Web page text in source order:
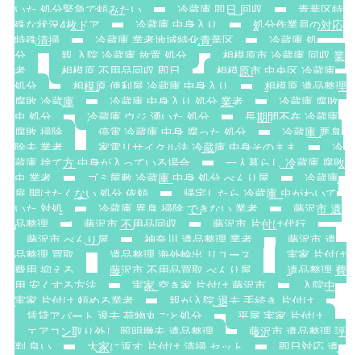
いた 処分緊急で頼みたい
冷蔵庫 即日 回収
青葉区特
殊な状況4枚ドア
冷蔵庫 中身入り
処分作業員の対応
特殊清掃
冷蔵庫 業者地域特化青葉区
冷蔵庫 処
分
親 入院 冷蔵庫 放置 処分
相模原市 冷蔵庫 回収 業
者
相模原 不用品回収 即日
相模原市 中央区 冷蔵庫
処分
相模原 便利屋 冷蔵庫 中身入り
相模原 遺品整理
腐敗 冷蔵庫
冷蔵庫 中身入り 処分 業者
冷蔵庫 腐敗
虫 処分
冷蔵庫 ウジ 湧いた 処分
長期間不在 冷蔵庫
腐敗 掃除
停電 冷蔵庫 中身 腐った 処分
冷蔵庫 悪臭
除去 業者
家電リサイクル法 冷蔵庫 中身そのまま
冷
蔵庫 捨て方 中身が入っている場合
一人暮らし 冷蔵庫 腐敗
虫 業者
ゴミ屋敷 冷蔵庫 中身 処分 べんり屋
冷蔵庫
扉 開けたくない 処分 依頼
帰宅したら 冷蔵庫 虫がわいて
いた 対処
冷蔵庫 異臭 掃除 できない 業者
藤沢市 遺
品整理
藤沢市 不用品回収
藤沢市 片付け代行
藤沢市 べんり屋
神奈川 遺品整理 業者
藤沢市 遺
品整理 買取
遺品整理 海外輸出 リユース
実家 片付け
費用 抑える
藤沢市 不用品買取 べんり屋
遺品整理 費
用 安くする方法
実家 空き家 片付け 藤沢市
入院中
実家 片付け 頼める業者
親が入院 退去 手続き 片付け
賃貸アパート 退去 荷物丸ごと処分
平屋 実家 片付け
エアコン取り外し 照明撤去 遺品整理
藤沢市 遺品整理 評
判 良い
大家に返す 片付け 清掃 セット
即日対応 遺